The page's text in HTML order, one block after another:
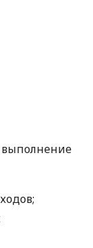
выполнение